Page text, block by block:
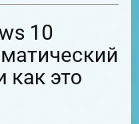
10
как это